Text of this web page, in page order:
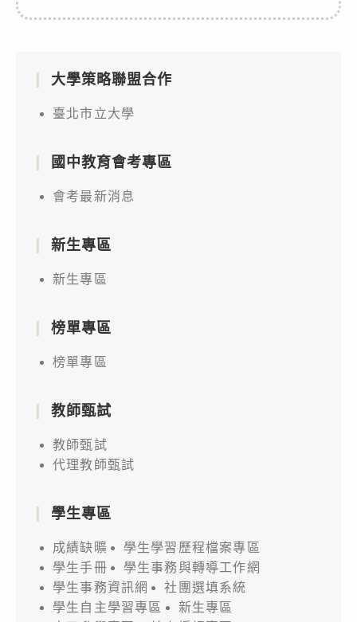
大學策略聯盟合作
臺北市立大學
國中教育會考專區
會考最新消息
新生專區
新生專區
榜單專區
榜單專區
教師甄試
教師甄試
代理教師甄試
學生專區
成績缺曠
學生學習歷程檔案專區
學生手冊
學生事務與轉導工作網
學生事務資訊網
社團選填系統
學生自主學習專區
新生專區